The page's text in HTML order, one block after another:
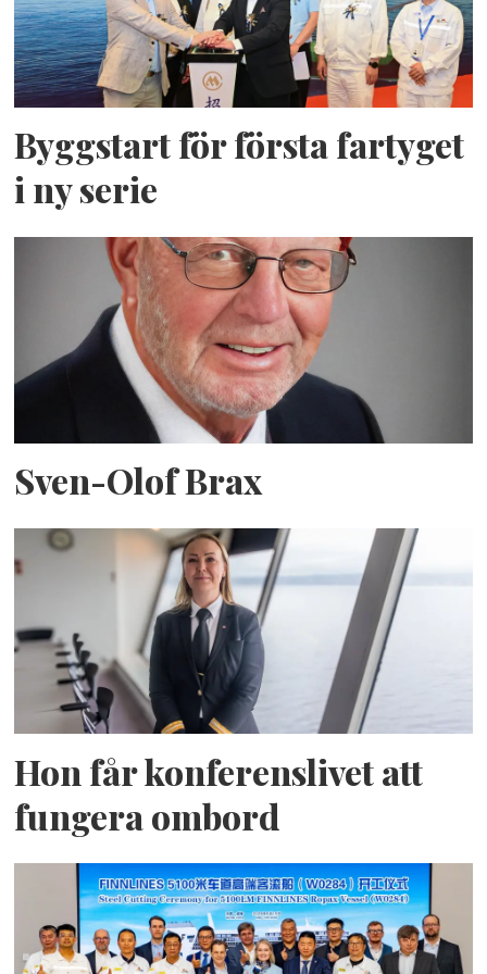
Byggstart för första fartyget
i ny serie
Sven-Olof Brax
Hon får konferenslivet att
fungera ombord